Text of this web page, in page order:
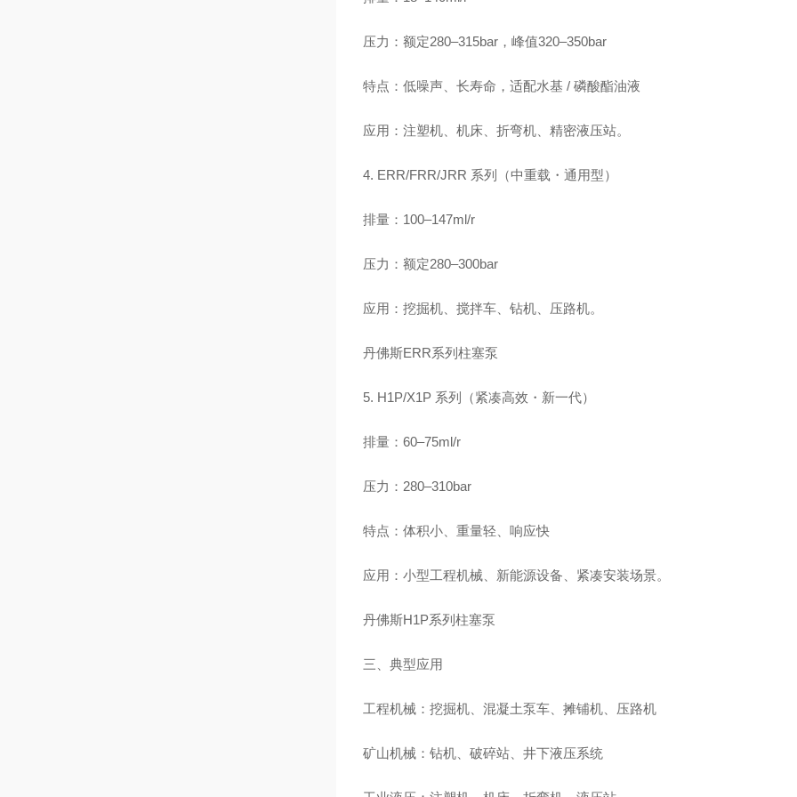
压力：额定280–315bar，峰值320–350bar
特点：低噪声、长寿命，适配水基 / 磷酸酯油液
应用：注塑机、机床、折弯机、精密液压站。
4. ERR/FRR/JRR 系列（中重载・通用型）
排量：100–147ml/r
压力：额定280–300bar
应用：挖掘机、搅拌车、钻机、压路机。
丹佛斯ERR系列柱塞泵
5. H1P/X1P 系列（紧凑高效・新一代）
排量：60–75ml/r
压力：280–310bar
特点：体积小、重量轻、响应快
应用：小型工程机械、新能源设备、紧凑安装场景。
丹佛斯H1P系列柱塞泵
三、典型应用
工程机械：挖掘机、混凝土泵车、摊铺机、压路机
矿山机械：钻机、破碎站、井下液压系统